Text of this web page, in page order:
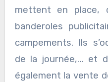
mettent en place,
banderoles
campements. Ils
de la journée,… et
également la vente